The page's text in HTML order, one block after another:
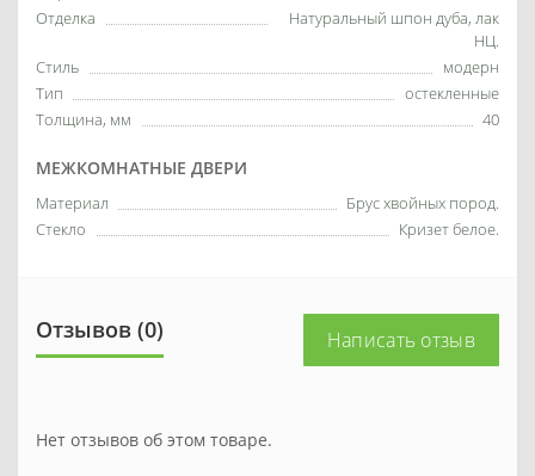
Отделка
Натуральный шпон дуба, лак
НЦ.
Стиль
модерн
Тип
остекленные
Толщина, мм
40
МЕЖКОМНАТНЫЕ ДВЕРИ
Материал
Брус хвойных пород.
Стекло
Кризет белое.
Отзывов (0) Написать отзыв
Нет отзывов об этом товаре.